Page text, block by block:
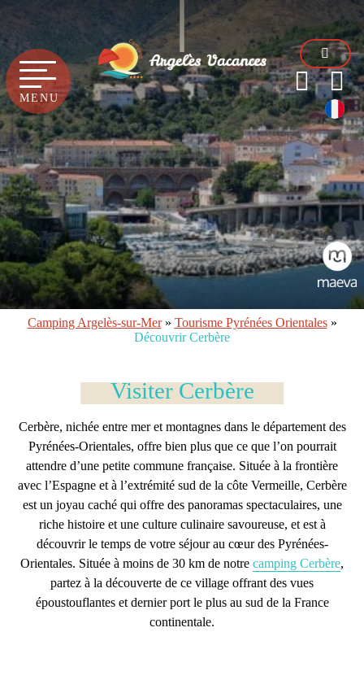
MENU
Camping Argelès-sur-Mer» Tourisme Pyrénées Orientales»
Découvrir Cerbère
Visiter Cerbère
Cerbère, nichée entre mer et montagnes dans le département des
Pyrénées-Orientales, offre bien plus que ce que l’on pourrait
attendre d’une petite commune française. Située à la frontière
avec l’Espagne et à l’extrémité sud de la côte Vermeille, Cerbère
est un joyau cachéqui offre des panoramas spectaculaires, une
riche histoire et une culture culinaire savoureuse, et est à
découvrir le temps de votre séjour au cœur des Pyrénées-
Orientales. Située à moins de 30 km de notre camping Cerbère,
partez à la découverte de ce village offrant des vues
époustouflantes et dernier port le plus au sud de la France
continentale.